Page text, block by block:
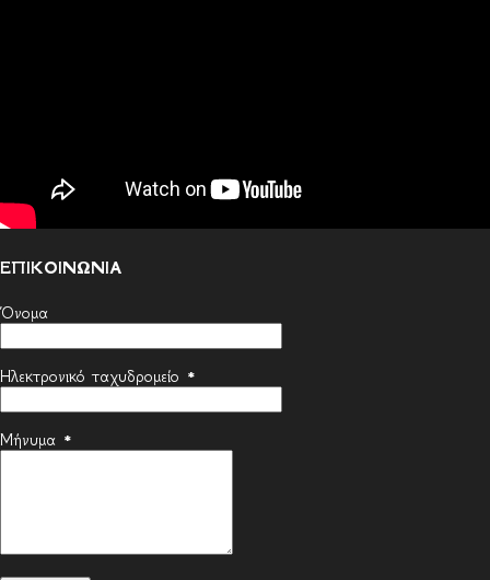
ΕΠΙΚΟΙΝΩΝΙΑ
Όνομα
Ηλεκτρονικό ταχυδρομείο *
Μήνυμα *